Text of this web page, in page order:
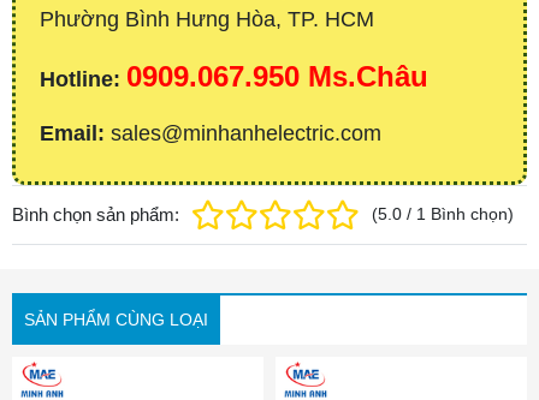
Phường Bình Hưng Hòa, TP. HCM
Hotline: 0909.067.950 Ms.Châu
Email: sales@minhanhelectric.com
Bình chọn sản phẩm: (5.0 / 1 Bình chọn)
SẢN PHẨM CÙNG LOẠI